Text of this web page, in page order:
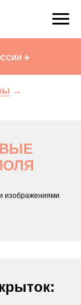
✈
→
изображениями